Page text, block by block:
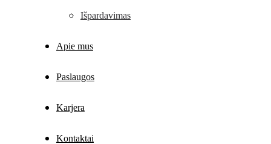
Išpardavimas
Apie mus
Paslaugos
Karjera
Kontaktai